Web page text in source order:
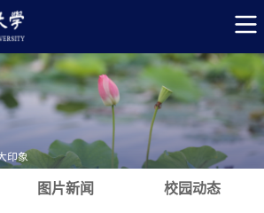
印象
图片新闻 校园动态